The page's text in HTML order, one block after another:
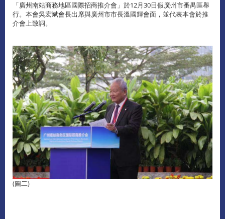
「廣州南站商務地區國際招商推介會」於12月30日假廣州市番禺區舉
行。本會吳宏斌會長出席與廣州市市長溫國輝會面，並代表本會於推
介會上致詞。
(圖二)